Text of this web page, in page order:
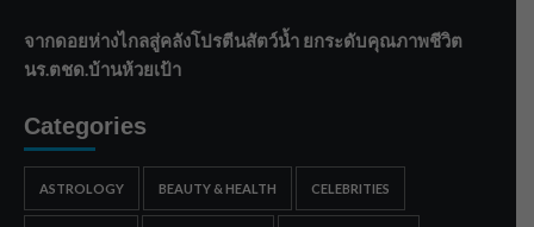
จากดอยห่างไกลสู่คลังโปรตีนสัตว์น้ำ ยกระดับคุณภาพชีวิต
นร.ตชด.บ้านห้วยเป้า
Categories
ASTROLOGY BEAUTY & HEALTH CELEBRITIES